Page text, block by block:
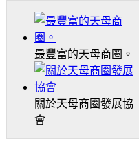
最豐富的天母商圈。
關於天母商圈發展協
會